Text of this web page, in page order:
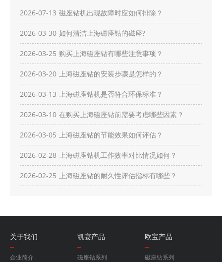
2026-07-13 磁座钻机出现故障时应如何排除？
2026-03-30 如何清洁上海磁座钻的磁座?
2026-03-25 购买上海磁座钻有哪些注意事项？
2026-03-20 上海磁座钻的安装步骤是怎样的？
2026-03-13 上海磁座钻机是否符合环保标准？
2026-03-10 在购买上海磁座钻前需要考虑哪些因素？
2026-03-05 上海磁座钻的节能效果如何评估？
2026-02-28 上海磁座钻机工作效率对比情况如何？
2026-02-25 上海磁座钻的耐久性评估指标有哪些？
关于我们
企业简介
凯宴产品
磁座钻系列
欧宝产品
磁座钻系列